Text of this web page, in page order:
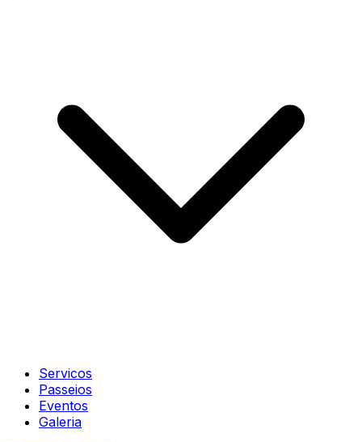
Servicos
Passeios
Eventos
Galeria